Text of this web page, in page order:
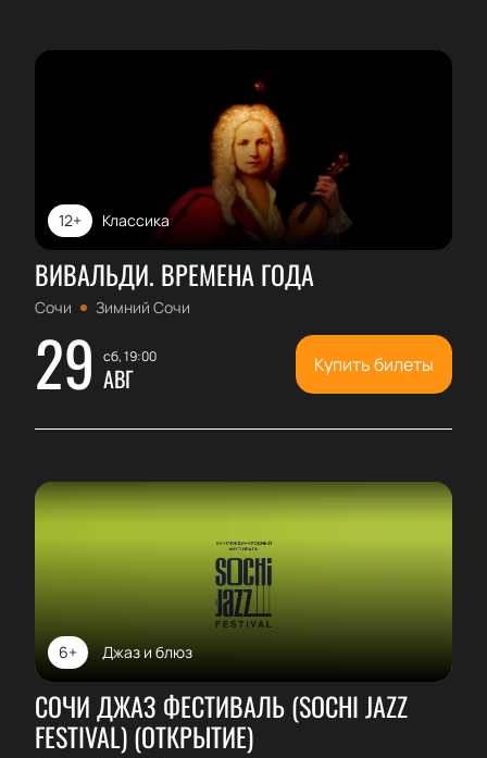
Классика
12+
ВИВАЛЬДИ. ВРЕМЕНА ГОДА
Сочи Зимний Сочи
29 сб, 19:00
АВГ Купить билеты
Джаз и блюз
6+
СОЧИ ДЖАЗ ФЕСТИВАЛЬ (SOCHI JAZZ
FESTIVAL) (ОТКРЫТИЕ)